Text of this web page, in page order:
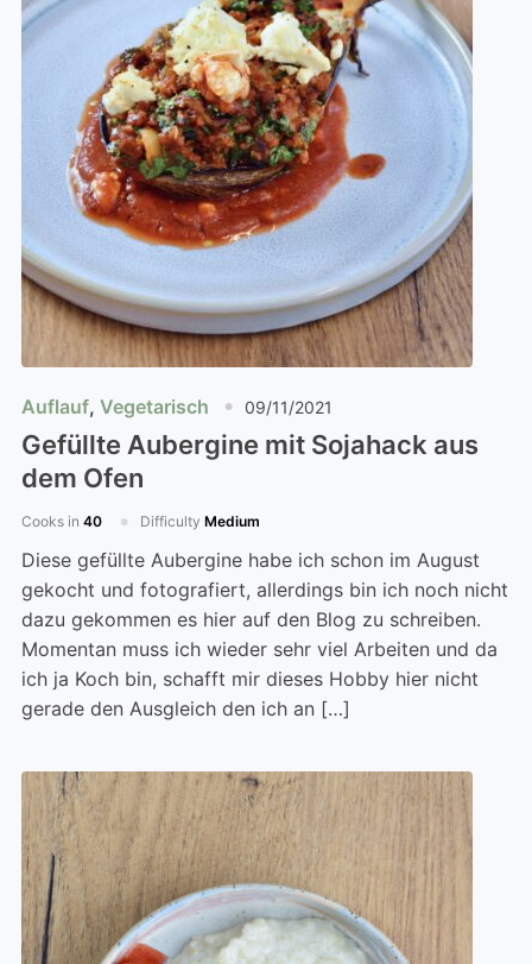
Auflauf, Vegetarisch 09/11/2021
Gefüllte Aubergine mit Sojahack aus
dem Ofen
Cooks in 40 Difficulty Medium
Diese gefüllte Aubergine habe ich schon im August
gekocht und fotografiert, allerdings bin ich noch nicht
dazu gekommen es hier auf den Blog zu schreiben.
Momentan muss ich wieder sehr viel Arbeiten und da
ich ja Koch bin, schafft mir dieses Hobby hier nicht
gerade den Ausgleich den ich an […]